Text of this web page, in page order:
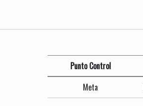
Punto Control
Meta